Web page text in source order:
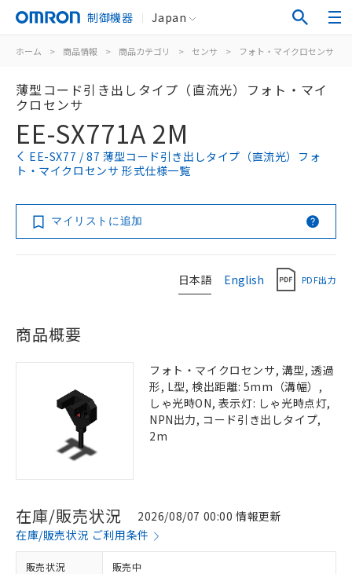
制御機器 Japan
ホーム > 商品情報 > 商品カテゴリ > センサ > フォト・マイクロセンサ
薄型コード引き出しタイプ（直流光）フォト・マイ
クロセンサ
EE-SX771A 2M
EE-SX77 / 87 薄型コード引き出しタイプ（直流光）フォ
ト・マイクロセンサ 形式仕様一覧
マイリストに追加
日本語 English PDF出力
商品概要
フォト・マイクロセンサ, 溝型, 透過
形, L型, 検出距離: 5mm（溝幅）,
しゃ光時ON, 表示灯: しゃ光時点灯,
NPN出力, コード引き出しタイプ,
2m
在庫/販売状況
2026/08/07 00:00 情報更新
在庫/販売状況 ご利用条件
販売状況 販売中